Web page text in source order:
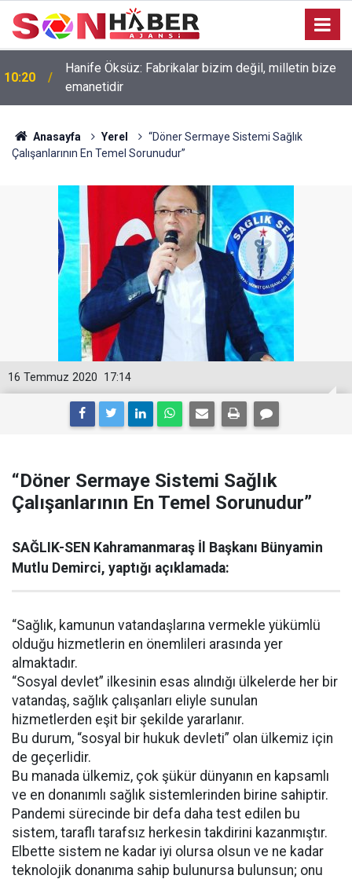
10:20
Hanife Öksüz: Fabrikalar bizim değil, milletin bize
emanetidir
Anasayfa Yerel
“Döner Sermaye Sistemi Sağlık
Çalışanlarının En Temel Sorunudur”
17:14
16 Temmuz 2020
“Döner Sermaye Sistemi Sağlık
Çalışanlarının En Temel Sorunudur”
SAĞLIK-SEN Kahramanmaraş İl Başkanı Bünyamin
Mutlu Demirci, yaptığı açıklamada:
“Sağlık, kamunun vatandaşlarına vermekle yükümlü
olduğu hizmetlerin en önemlileri arasında yer
almaktadır.
“Sosyal devlet” ilkesinin esas alındığı ülkelerde her bir
vatandaş, sağlık çalışanları eliyle sunulan
hizmetlerden eşit bir şekilde yararlanır.
Bu durum, “sosyal bir hukuk devleti” olan ülkemiz için
de geçerlidir.
Bu manada ülkemiz, çok şükür dünyanın en kapsamlı
ve en donanımlı sağlık sistemlerinden birine sahiptir.
Pandemi sürecinde bir defa daha test edilen bu
sistem, taraflı tarafsız herkesin takdirini kazanmıştır.
Elbette sistem ne kadar iyi olursa olsun ve ne kadar
teknolojik donanıma sahip bulunursa bulunsun; onu